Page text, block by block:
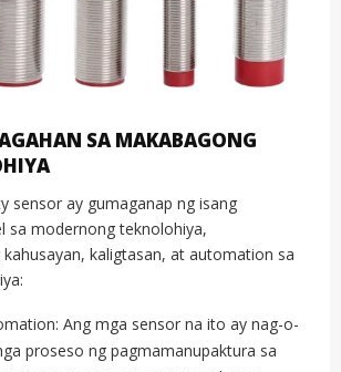
SA MAKABAGONG
sensor ay gumaganap ng isang
sa modernong teknolohiya,
kaligtasan, at automation sa
Ang mga sensor na ito ay nag-o-
proseso ng pagmamanupaktura sa